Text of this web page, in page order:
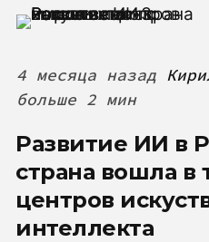
4 месяца назад
больше 2 мин
Развитие ИИ в
страна вошла в
центров
интеллекта